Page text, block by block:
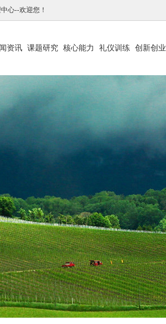
心--欢迎您！
资讯 课题研究 核心能力 礼仪训练 创新创业